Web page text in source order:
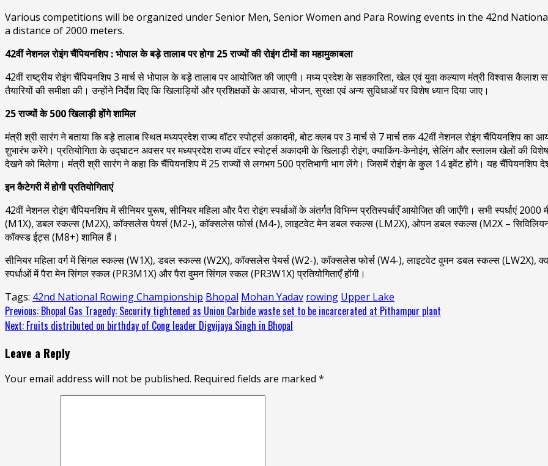
Various competitions will be organized under Senior Men, Senior Women and Para Rowing events in the 42nd
a distance of 2000 meters.
42वीं नेशनल रोइंग चैंपियनशिप : भोपाल के बड़े तालाब पर होगा 25 राज्यों की रोइंग टीमों का महामुकाबला
42वीं राष्ट्रीय रोइंग चैंपियनशिप 3 मार्च से भोपाल के बड़े तालाब पर आयोजित की जाएगी। मध्य प्रदेश के सहकारिता, खेल एवं युवा कल्याण मंत्री विश्वास
तैयारियों की समीक्षा की। उन्होंने निर्देश दिए कि खिलाड़ियों और प्रशिक्षकों के आवास, भोजन, सुरक्षा एवं अन्य सुविधाओं पर विशेष ध्यान दिया जाए।
25 राज्यों के 500 खिलाड़ी होंगे शामिल
मंत्री श्री सारंग ने बताया कि बड़े तालाब स्थित मध्यप्रदेश राज्य वॉटर स्पोर्ट्स अकादमी, बोट क्लब पर 3 मार्च से 7 मार्च तक 42वीं नेशनल रोइंग चैंपियनशिप का
शुभारंभ करेंगे। प्रतियोगिता के उद्घाटन अवसर पर मध्यप्रदेश राज्य वॉटर स्पोर्ट्स अकादमी के खिलाड़ी रोइंग, क्याकिंग-केनोइंग, सेलिंग और स्लालम खेलों की
देखने को मिलेगा। मंत्री श्री सारंग ने कहा कि चैंपियनशिप में 25 राज्यों से लगभग 500 प्रतिभागी भाग लेंगे। जिसमें रोइंग के कुल 14 इवेंट होंगे। यह चैंपियनशिप
इन कैटेगरी में होगी प्रतियोगिताएं
42वीं नेशनल रोइंग चैंपियनशिप में सीनियर पुरूष, सीनियर महिला और पैरा रोइंग स्पर्धाओं के अंतर्गत विभिन्न प्रतिस्पर्धाएँ आयोजित की जाएँगी। सभी स्पर्धाएं
(M1X), डबल स्कल्स (M2X), कॉक्सलेस पेयर्स (M2-), कॉक्सलेस फोर्स (M4-), लाइटवेट मेन डबल स्कल्स (LM2X), ओपन डबल स्कल्स (M2X –
कॉक्स्ड ईट्स (M8+) शामिल हैं।
सीनियर महिला वर्ग में सिंगल स्कल्स (W1X), डबल स्कल्स (W2X), कॉक्सलेस पेयर्स (W2-), कॉक्सलेस फोर्स (W4-), लाइटवेट वुमन डबल स्कल्स (LW2X),
स्पर्धाओं में पैरा मेन सिंगल स्कल (PR3M1X) और पैरा वुमन सिंगल स्कल (PR3W1X) प्रतियोगिताएँ होंगी।
Tags: 42nd National Rowing Championship Bhopal Mohan Yadav rowing Upper Lake
Continue
Reading
Previous: Bhopal Gas Tragedy: Security tightened as Union Carbide waste set to be incarcerated at Pithampur plant
Next: Fruits distributed on birthday of Cong leader Digvijaya Singh in Bhopal
Leave a Reply
Your email address will not be published. Required fields are marked *